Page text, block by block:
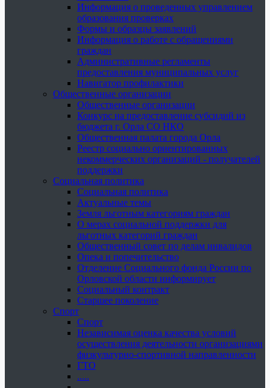
Информация о проведенных управлением
образования проверках
Формы и образцы заявлений
Информация о работе с обращениями
граждан
Административные регламенты
предоставления муниципальных услуг
Навигатор профилактики
Общественные организации
Общественные организации
Конкурс на предоставление субсидий из
бюджета г. Орла СО НКО
Общественная палата города Орла
Реестр социально ориентированных
некоммерческих организаций - получателей
поддержки
Социальная политика
Социальная политика
Актуальные темы
Земля льготным категориям граждан
О мерах социальной поддержки для
льготных категорий граждан
Общественный совет по делам инвалидов
Опека и попечительство
Отделение Социального фонда России по
Орловской области информирует
Социальный контракт
Старшее поколение
Спорт
Спорт
Независимая оценка качества условий
осуществления деятельности организациями
физкультурно-спортивной направленности
ГТО
.....